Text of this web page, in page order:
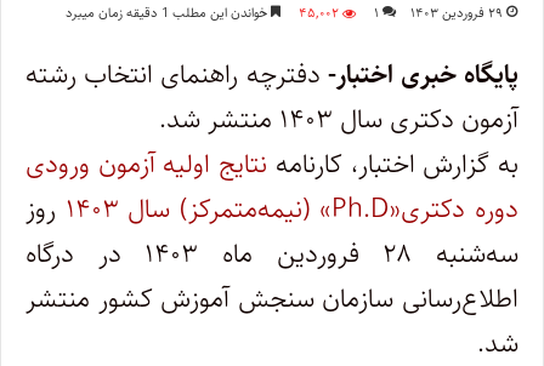
۲۹ فروردین ۱۴۰۳ ۱ ۴۵,۰۰۲ خواندن این مطلب 1 دقیقه زمان میبرد
پایگاه خبری اختبار- دفترچه راهنمای انتخاب رشته
آزمون دکتری سال ۱۴۰۳ منتشر شد.
به گزارش اختبار، کارنامه نتایج اولیه آزمون ورودی
دوره دکتری«Ph.D» (نیمه‌متمرکز) سال ۱۴۰۳
روز
سه‌شنبه ۲۸ فروردین ماه ۱۴۰۳ در درگاه
اطلاع‌رسانی سازمان سنجش آموزش کشور منتشر
شد.